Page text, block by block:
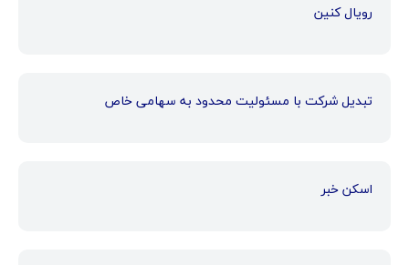
رویال کنین
تبدیل شرکت با مسئولیت محدود به سهامی خاص
اسکن خبر